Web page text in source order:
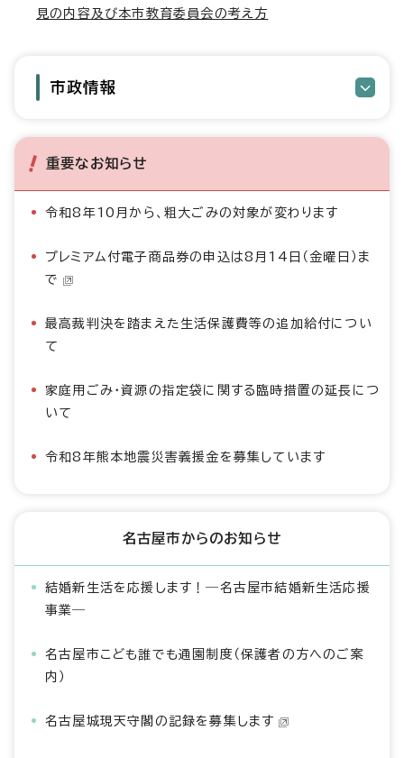
見の内容及び本市教育委員会の考え方
市政情報
重要なお知らせ
令和8年10月から、粗大ごみの対象が変わります
プレミアム付電子商品券の申込は8月14日（金曜日）ま
で
最高裁判決を踏まえた生活保護費等の追加給付につい
て
家庭用ごみ・資源の指定袋に関する臨時措置の延長につ
いて
令和8年熊本地震災害義援金を募集しています
名古屋市からのお知らせ
結婚新生活を応援します！―名古屋市結婚新生活応援
事業―
名古屋市こども誰でも通園制度（保護者の方へのご案
内）
名古屋城現天守閣の記録を募集します